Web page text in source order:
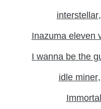
interstellar
Inazuma eleven
I wanna be the
idle miner